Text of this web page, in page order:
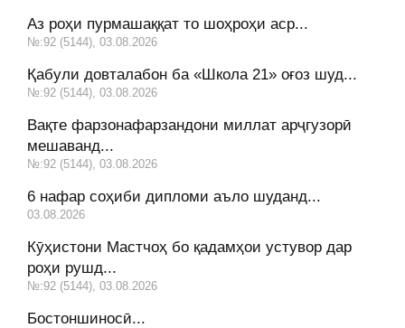
Аз роҳи пурмашаққат то шоҳроҳи аср...
№:92 (5144), 03.08.2026
Қабули довталабон ба «Школа 21» оғоз шуд...
№:92 (5144), 03.08.2026
Вақте фарзонафарзандони миллат арҷгузорӣ
мешаванд...
№:92 (5144), 03.08.2026
6 нафар соҳиби дипломи аъло шуданд...
03.08.2026
Кӯҳистони Мастчоҳ бо қадамҳои устувор дар
роҳи рушд...
№:92 (5144), 03.08.2026
Бостоншиносӣ...